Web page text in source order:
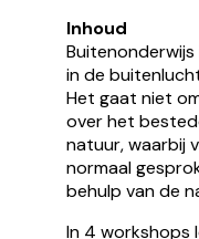
Inhoud
in de
Het gaat niet
over het
natuur, waarbij
normaal
behulp van de
In 4 workshops